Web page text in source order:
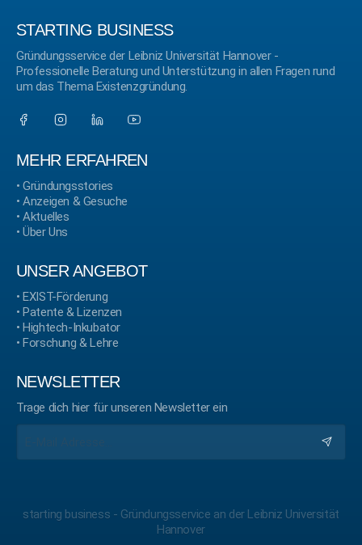
STARTING BUSINESS
Gründungsservice der Leibniz Universität Hannover -
Professionelle Beratung und Unterstützung in allen Fragen rund
um das Thema Existenzgründung.
MEHR ERFAHREN
•Gründungsstories
•Anzeigen & Gesuche
•Aktuelles
•Über Uns
UNSER ANGEBOT
•EXIST-Förderung
•Patente & Lizenzen
•Hightech-Inkubator
•Forschung & Lehre
NEWSLETTER
Trage dich hier für unseren Newsletter ein
starting business - Gründungsservice an der Leibniz Universität
Hannover